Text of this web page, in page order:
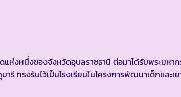
แห่งหนึ่งของจังหวัดอุบลราชธานี ต่อมาได้รับพระมห
ทรงรับไว้เป็นโรงเรียนในโครงการพัฒนาเด็กและเ